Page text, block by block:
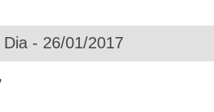
- 26/01/2017